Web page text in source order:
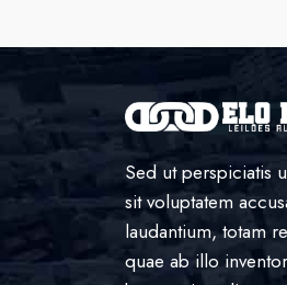
Sed ut perspiciatis
sit voluptatem
laudantium, totam
quae ab illo